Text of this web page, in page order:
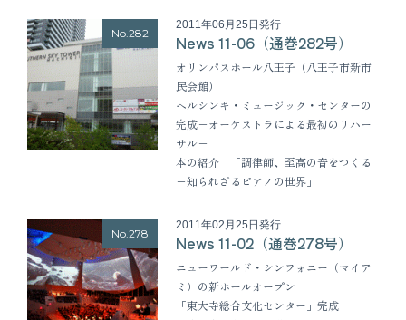
No.282
2011年06月25日発行
News 11-06（通巻282号）
オリンパスホール八王子（八王子市新市
民会館）
ヘルシンキ・ミュージック・センターの
完成−オーケストラによる最初のリハー
サル−
本の紹介 「調律師、至高の音をつくる
−知られざるピアノの世界」
No.278
2011年02月25日発行
News 11-02（通巻278号）
ニューワールド・シンフォニー（マイア
ミ）の新ホールオープン
「東大寺総合文化センター」完成